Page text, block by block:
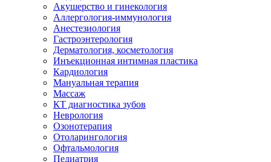
Акушерство и гинекология
Аллергология-иммунология
Анестезиология
Гастроэнтерология
Дерматология, косметология
Инъекционная интимная пластика
Кардиология
Мануальная терапия
Массаж
КТ диагностика зубов
Неврология
Озонотерапия
Отоларингология
Офтальмология
Педиатрия